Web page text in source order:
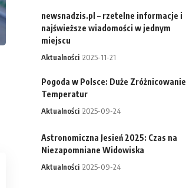
newsnadzis.pl – rzetelne informacje i
najświeższe wiadomości w jednym
miejscu
Aktualności 2025-11-21
Pogoda w Polsce: Duże Zróżnicowanie
Temperatur
Aktualności 2025-09-24
Astronomiczna Jesień 2025: Czas na
Niezapomniane Widowiska
Aktualności 2025-09-24